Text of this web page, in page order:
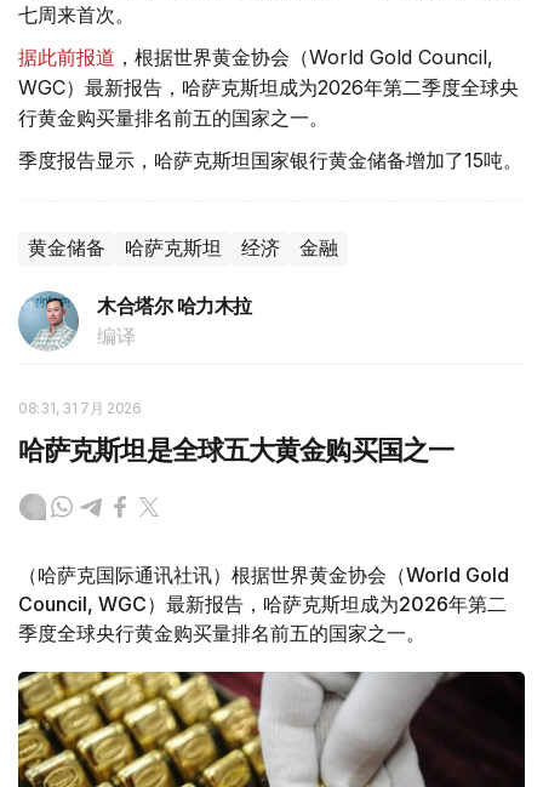
七周来首次。
据此前报道 ，根据世界黄金协会（World Gold Council,
WGC）最新报告，哈萨克斯坦成为2026年第二季度全球央
行黄金购买量排名前五的国家之一。
季度报告显示，哈萨克斯坦国家银行黄金储备增加了15吨。
黄金储备 哈萨克斯坦 经济 金融
木合塔尔 哈力木拉
编译
08:31, 31 7月 2026
哈萨克斯坦是全球五大黄金购买国之一
（哈萨克国际通讯社讯）根据世界黄金协会（World Gold
Council, WGC）最新报告，哈萨克斯坦成为2026年第二
季度全球央行黄金购买量排名前五的国家之一。